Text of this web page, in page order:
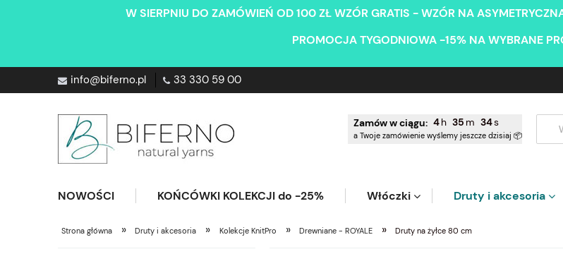
W SIERPNIU DO ZAMÓWIEŃ OD 100 ZŁ WZÓR GRATIS - WZÓR NA
PROMOCJA TYGODNIOWA -15% NA WYBRANE
info@biferno.pl 33 330 59 00
Zamów w ciągu: 4 35 34
a Twoje zamówienie wyślemy jeszcze dzisiaj 📦
NOWOŚCI KOŃCÓWKI KOLEKCJI do -25% Włóczki Druty i akcesoria
Strona główna » Druty i akcesoria » Kolekcje KnitPro » Drewniane - ROYALE » Druty na żyłce 80 cm